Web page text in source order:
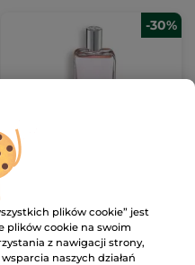
-30%
Woda perfumowana
L'Evidence 100 ml
(1363)
2090.00 zł / 1l
209.00 zł 299.00 zł
plików cookie” jest
plików cookie na swoim
z nawigacji strony,
naszych działań